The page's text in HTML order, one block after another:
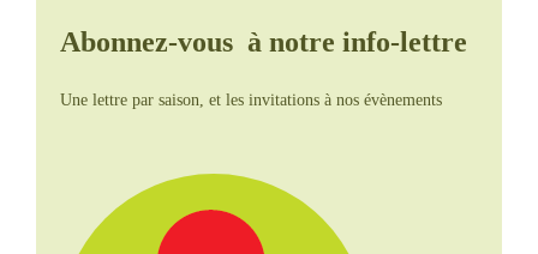
Abonnez-vous à notre info-lettre
Une lettre par saison, et les invitations à nos évènements